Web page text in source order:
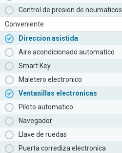
Control de presion de neumaticos
Conveniente
Direccion asistida
Aire acondicionado automatico
Smart Key
Maletero electronico
Ventanillas electronicas
Piloto automatico
Navegador
Llave de ruedas
Puerta corrediza electronica